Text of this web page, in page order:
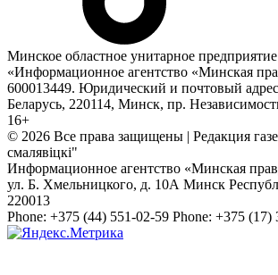
Минское областное унитарное предприятие
«Информационное агентство «Минская
600013449. Юридический и почтовый
Беларусь, 220114, Минск, пр.
16+
© 2026 Все права защищены | Редакция
смалявiцкi"
Информационное агентство «Минская
ул. Б. Хмельницкого, д. 10А Минск
220013
Phone: +375 (44) 551-02-59 Phone: +375 (17)